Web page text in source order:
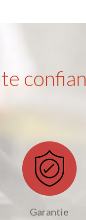
Garantie